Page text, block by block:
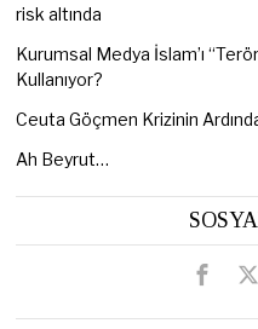
risk altında
Kurumsal Medya İslam’ı
Kullanıyor?
Ceuta Göçmen Krizinin
Ah Beyrut…